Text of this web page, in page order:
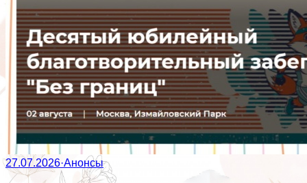
27.07.2026·Анонсы